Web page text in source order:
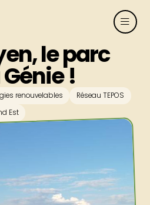
renouvelables
Réseau TEPOS
Est
le parc
!